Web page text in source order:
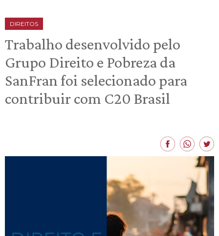
DIREITOS
Trabalho desenvolvido pelo
Grupo Direito e Pobreza da
SanFran foi selecionado para
contribuir com C20 Brasil